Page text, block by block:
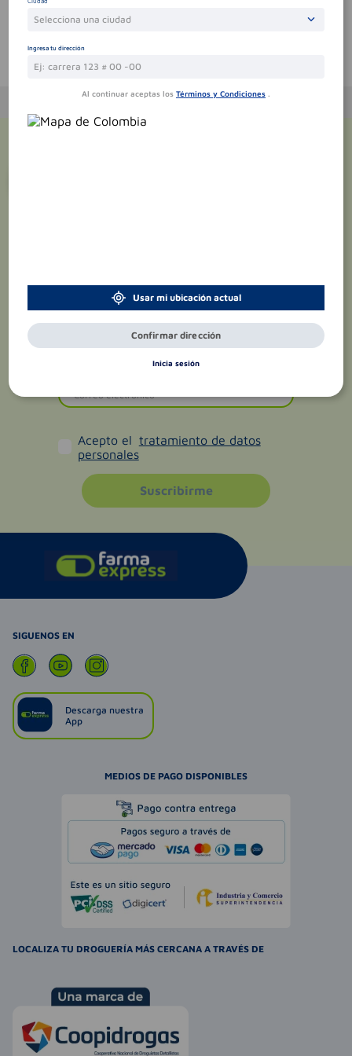
Te puede interesar
Acepto el tratamiento de datos
personales
Suscribirme
SIGUENOS EN
Descarga nuestra
App
MEDIOS DE PAGO DISPONIBLES
LOCALIZA TU DROGUERÍA MÁS CERCANA A TRAVÉS DE
Selecciona una ciudad
Ingresa tu dirección
Al continuar aceptas los Términos y Condiciones .
Usar mi ubicación actual
Confirmar dirección
Inicia sesión